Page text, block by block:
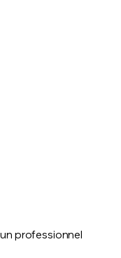
professionnel